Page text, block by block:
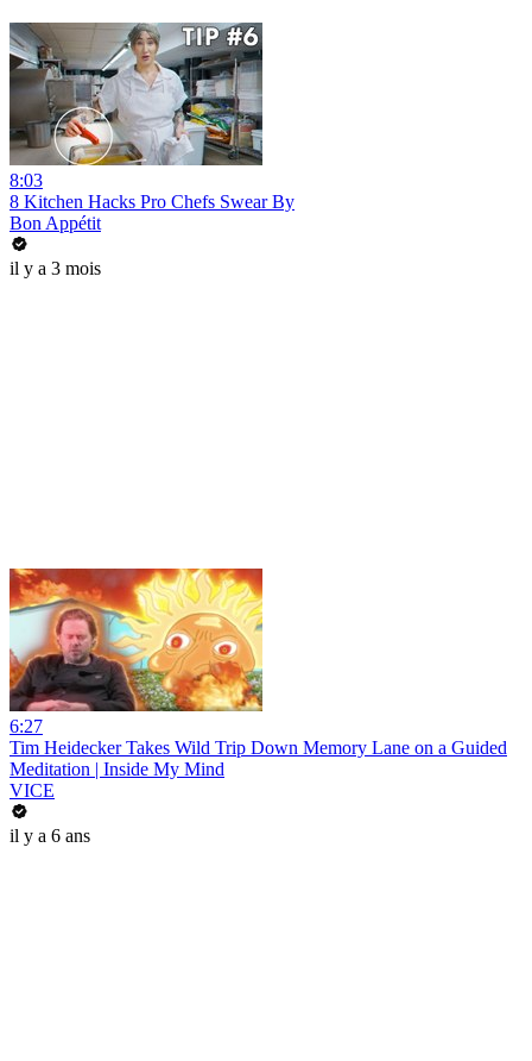
8:03
8 Kitchen Hacks Pro Chefs Swear By
Bon Appétit
il y a 3 mois
6:27
Tim Heidecker Takes Wild Trip Down Memory Lane on a Guided
Meditation | Inside My Mind
VICE
il y a 6 ans